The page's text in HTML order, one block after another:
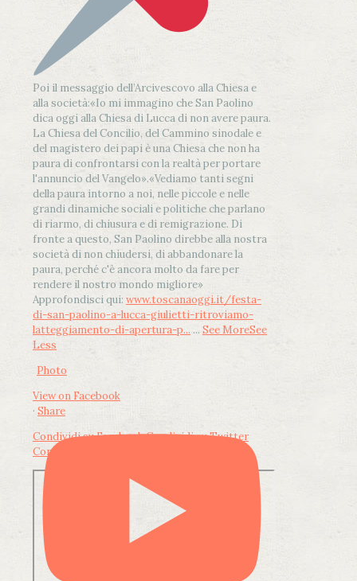
Poi il messaggio dell’Arcivescovo alla Chiesa e
alla società:«Io mi immagino che San Paolino
dica oggi alla Chiesa di Lucca di non avere paura.
La Chiesa del Concilio, del Cammino sinodale e
del magistero dei papi è una Chiesa che non ha
paura di confrontarsi con la realtà per portare
l'annuncio del Vangelo».«Vediamo tanti segni
della paura intorno a noi, nelle piccole e nelle
grandi dinamiche sociali e politiche che parlano
di riarmo, di chiusura e di remigrazione. Di
fronte a questo, San Paolino direbbe alla nostra
società di non chiudersi, di abbandonare la
paura, perché c'è ancora molto da fare per
rendere il nostro mondo migliore»
Approfondisci qui: www.toscanaoggi.it/festa-
di-san-paolino-a-lucca-giulietti-ritroviamo-
latteggiamento-di-apertura-p... ... See MoreSee
Less
Photo
View on Facebook
· Share
Condividi su FacebookCondividi su Twitter
Condividi su LinkedIn